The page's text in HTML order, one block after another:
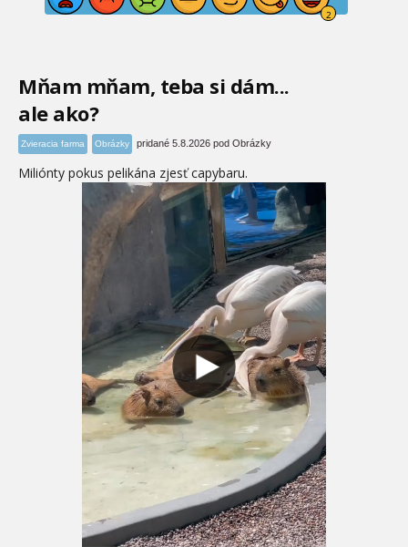
Mňam mňam, teba si dám...
ale ako?
Zvieracia farma Obrázky pridané 5.8.2026 pod Obrázky
Miliónty pokus pelikána zjesť capybaru.